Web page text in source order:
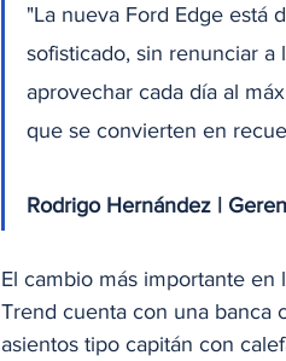
"La nueva Ford Edge está
sofisticado, sin renunciar a
aprovechar cada día al
que se convierten en
Rodrigo Hernández |
El cambio más importante en
Trend cuenta con una banca
asientos tipo capitán con